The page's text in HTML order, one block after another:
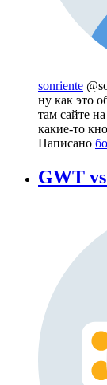
sonriente
ну как это
там сайте
какие-то
Написано
GWT